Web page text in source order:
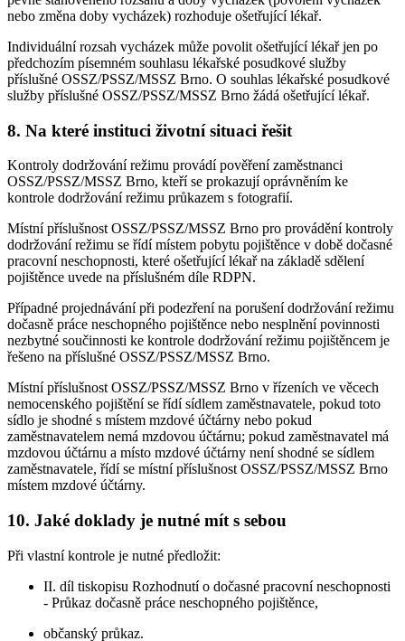
nebo změna doby vycházek) rozhoduje ošetřující lékař.
Individuální rozsah vycházek může povolit ošetřující lékař jen po
předchozím písemném souhlasu lékařské posudkové služby
příslušné OSSZ/PSSZ/MSSZ Brno. O souhlas lékařské posudkové
služby příslušné OSSZ/PSSZ/MSSZ Brno žádá ošetřující lékař.
8. Na které instituci životní situaci řešit
Kontroly dodržování režimu provádí pověření zaměstnanci
OSSZ/PSSZ/MSSZ Brno, kteří se prokazují oprávněním ke
kontrole dodržování režimu průkazem s fotografií.
Místní příslušnost OSSZ/PSSZ/MSSZ Brno pro provádění kontroly
dodržování režimu se řídí místem pobytu pojištěnce v době dočasné
pracovní neschopnosti, které ošetřující lékař na základě sdělení
pojištěnce uvede na příslušném díle RDPN.
Případné projednávání při podezření na porušení dodržování režimu
dočasně práce neschopného pojištěnce nebo nesplnění povinnosti
nezbytné součinnosti ke kontrole dodržování režimu pojištěncem je
řešeno na příslušné OSSZ/PSSZ/MSSZ Brno.
Místní příslušnost OSSZ/PSSZ/MSSZ Brno v řízeních ve věcech
nemocenského pojištění se řídí sídlem zaměstnavatele, pokud toto
sídlo je shodné s místem mzdové účtárny nebo pokud
zaměstnavatelem nemá mzdovou účtárnu; pokud zaměstnavatel má
mzdovou účtárnu a místo mzdové účtárny není shodné se sídlem
zaměstnavatele, řídí se místní příslušnost OSSZ/PSSZ/MSSZ Brno
místem mzdové účtárny.
10. Jaké doklady je nutné mít s sebou
Při vlastní kontrole je nutné předložit:
II. díl tiskopisu Rozhodnutí o dočasné pracovní neschopnosti
- Průkaz dočasně práce neschopného pojištěnce,
občanský průkaz.